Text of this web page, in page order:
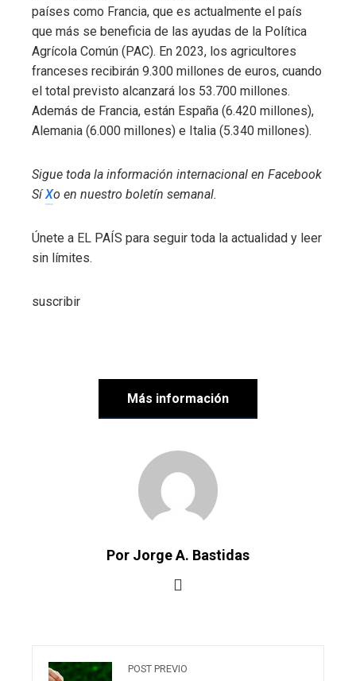
países como Francia, que es actualmente el país
que más se beneficia de las ayudas de la Política
Agrícola Común (PAC). En 2023, los agricultores
franceses recibirán 9.300 millones de euros, cuando
el total previsto alcanzará los 53.700 millones.
Además de Francia, están España (6.420 millones),
Alemania (6.000 millones) e Italia (5.340 millones).
Sigue toda la información internacional en Facebook
SíXo en nuestro boletín semanal.
Únete a EL PAÍS para seguir toda la actualidad y leer
sin límites.
suscribir
Más información
Por Jorge A. Bastidas
POST PREVIO